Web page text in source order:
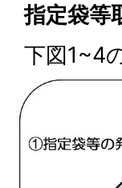
指定袋等
下図1~4